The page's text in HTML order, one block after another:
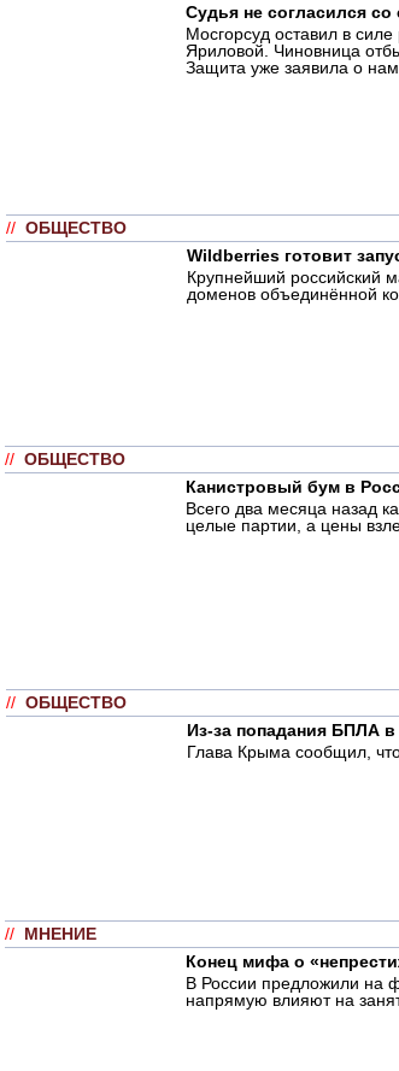
Судья не согласился
Мосгорсуд оставил в
Яриловой. Чиновница
Защита уже заявила о
// ОБЩЕСТВО
Wildberries готовит
Крупнейший российский
доменов объединённой
// ОБЩЕСТВО
Канистровый бум в
Всего два месяца назад
целые партии, а цены
// ОБЩЕСТВО
Из-за попадания БПЛА
Глава Крыма сообщил,
// МНЕНИЕ
Конец мифа о
В России предложили на
напрямую влияют на